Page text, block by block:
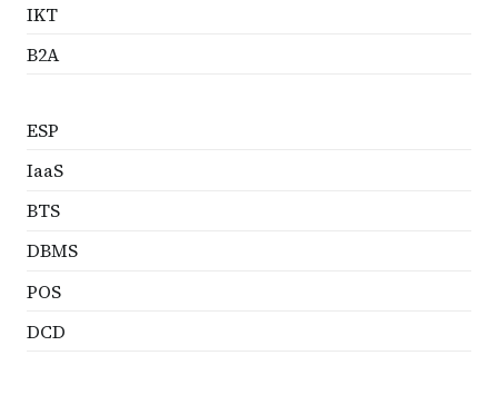
IKT
B2A
ESP
IaaS
BTS
DBMS
POS
DCD